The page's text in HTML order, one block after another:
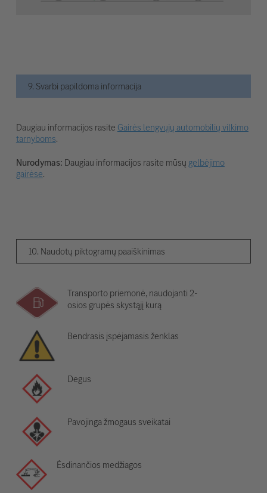
9. Svarbi papildoma informacija
Daugiau informacijos rasite Gairės lengvųjų automobilių vilkimo
tarnyboms.
Nurodymas: Daugiau informacijos rasite mūsų gelbėjimo
gairėse.
10. Naudotų piktogramų paaiškinimas
Transporto priemonė, naudojanti 2-
osios grupės skystąjį kurą
Bendrasis įspėjamasis ženklas
Degus
Pavojinga žmogaus sveikatai
Ėsdinančios medžiagos